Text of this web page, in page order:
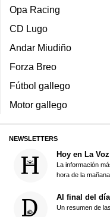
Opa Racing
CD Lugo
Andar Miudiño
Forza Breo
Fútbol gallego
Motor gallego
NEWSLETTERS
Hoy en La Voz
La información
hora de la mañana
Al final del día
Un resumen de